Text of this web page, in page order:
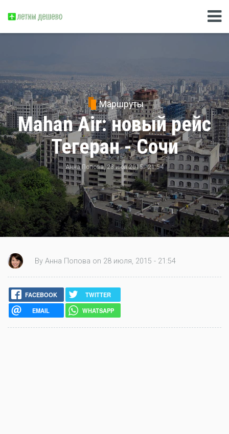
Маршруты
Mahan Air: новый рейс
Тегеран - Сочи
Анна Попова, 28 июл 2015 - 21:54
By Анна Попова on 28 июля, 2015 - 21:54
FACEBOOK
TWITTER
EMAIL
WHATSAPP